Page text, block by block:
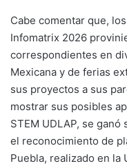
Cabe comentar que,
Infomatrix 2026
correspondientes en
Mexicana y de ferias
sus proyectos a sus
mostrar sus posibles
STEM UDLAP, se
el reconocimiento de
Puebla, realizado en la